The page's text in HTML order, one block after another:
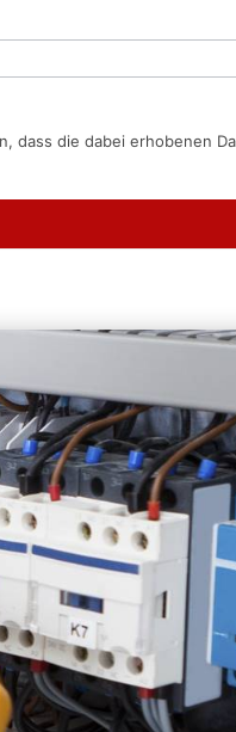
dass die dabei erhobenen